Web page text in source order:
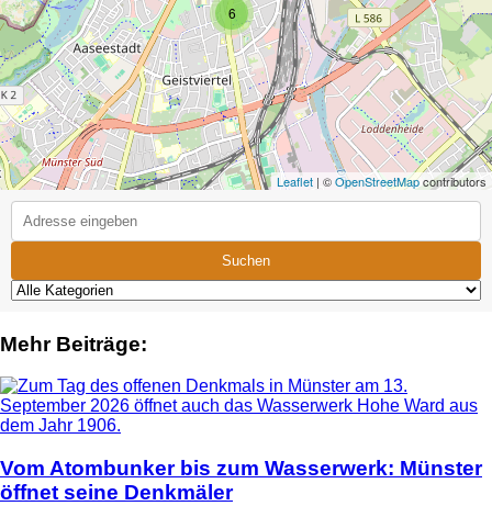
6
Leaflet | ©OpenStreetMapcontributors
Suchen
Mehr Beiträge:
Vom Atombunker bis zum Wasserwerk: Münster
öffnet seine Denkmäler